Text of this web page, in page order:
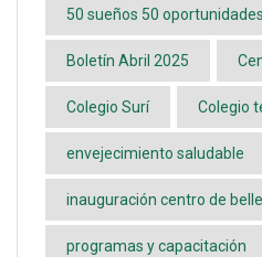
50 sueños 50 oportunidades
Boletín Abril 2025
Colegio Surí Colegio
envejecimiento saludable
inauguración centro de
programas y capacitación